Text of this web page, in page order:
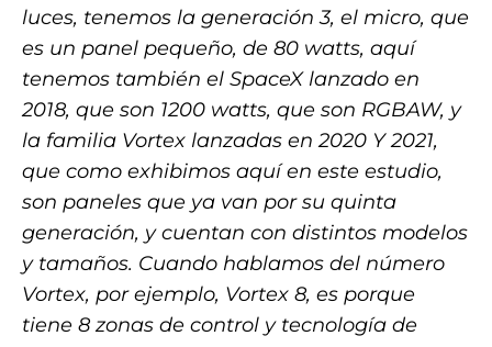
luces, tenemos la generación 3, el micro, que
es un panel pequeño, de 80 watts, aquí
tenemos también el SpaceX lanzado en
2018, que son 1200 watts, que son RGBAW, y
la familia Vortex lanzadas en 2020 Y 2021,
que como exhibimos aquí en este estudio,
son paneles que ya van por su quinta
generación, y cuentan con distintos modelos
y tamaños. Cuando hablamos del número
Vortex, por ejemplo, Vortex 8, es porque
tiene 8 zonas de control y tecnología de